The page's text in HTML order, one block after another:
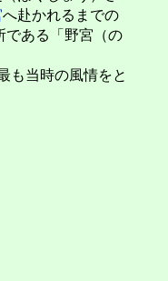
へ赴かれるまでの
である「野宮（の
も当時の風情をと